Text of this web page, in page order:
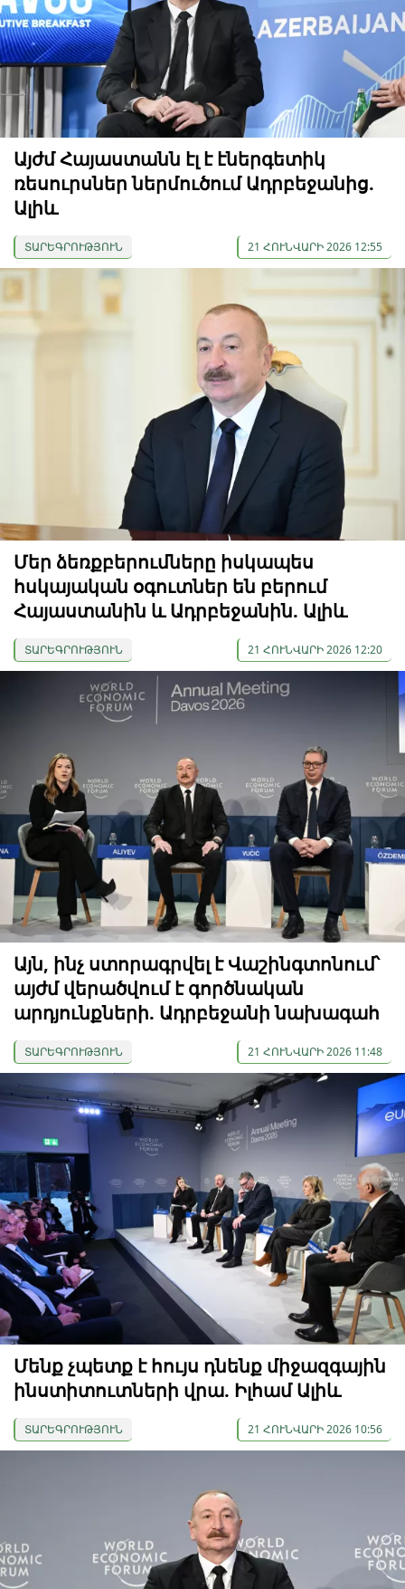
Այժմ Հայաստանն էլ է էներգետիկ
ռեսուրսներ ներմուծում Ադրբեջանից.
Ալիև
ՏԱՐԵԳՐՈՒԹՅՈՒՆ 21 ՀՈՒՆՎԱՐԻ 2026 12:55
Մեր ձեռքբերումները իսկապես
հսկայական օգուտներ են բերում
Հայաստանին և Ադրբեջանին. Ալիև
ՏԱՐԵԳՐՈՒԹՅՈՒՆ 21 ՀՈՒՆՎԱՐԻ 2026 12:20
Այն, ինչ ստորագրվել է Վաշինգտոնում՝
այժմ վերածվում է գործնական
արդյունքների. Ադրբեջանի նախագահ
ՏԱՐԵԳՐՈՒԹՅՈՒՆ 21 ՀՈՒՆՎԱՐԻ 2026 11:48
Մենք չպետք է հույս դնենք միջազգային
ինստիտուտների վրա. Իլհամ Ալիև
ՏԱՐԵԳՐՈՒԹՅՈՒՆ 21 ՀՈՒՆՎԱՐԻ 2026 10:56